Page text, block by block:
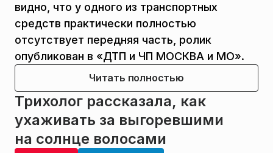
видно, что у одного из транспортных
средств практически полностью
отсутствует передняя часть, ролик
опубликован в «ДТП и ЧП МОСКВА и МО».
Читать полностью
Трихолог рассказала, как
ухаживать за выгоревшими
на солнце волосами